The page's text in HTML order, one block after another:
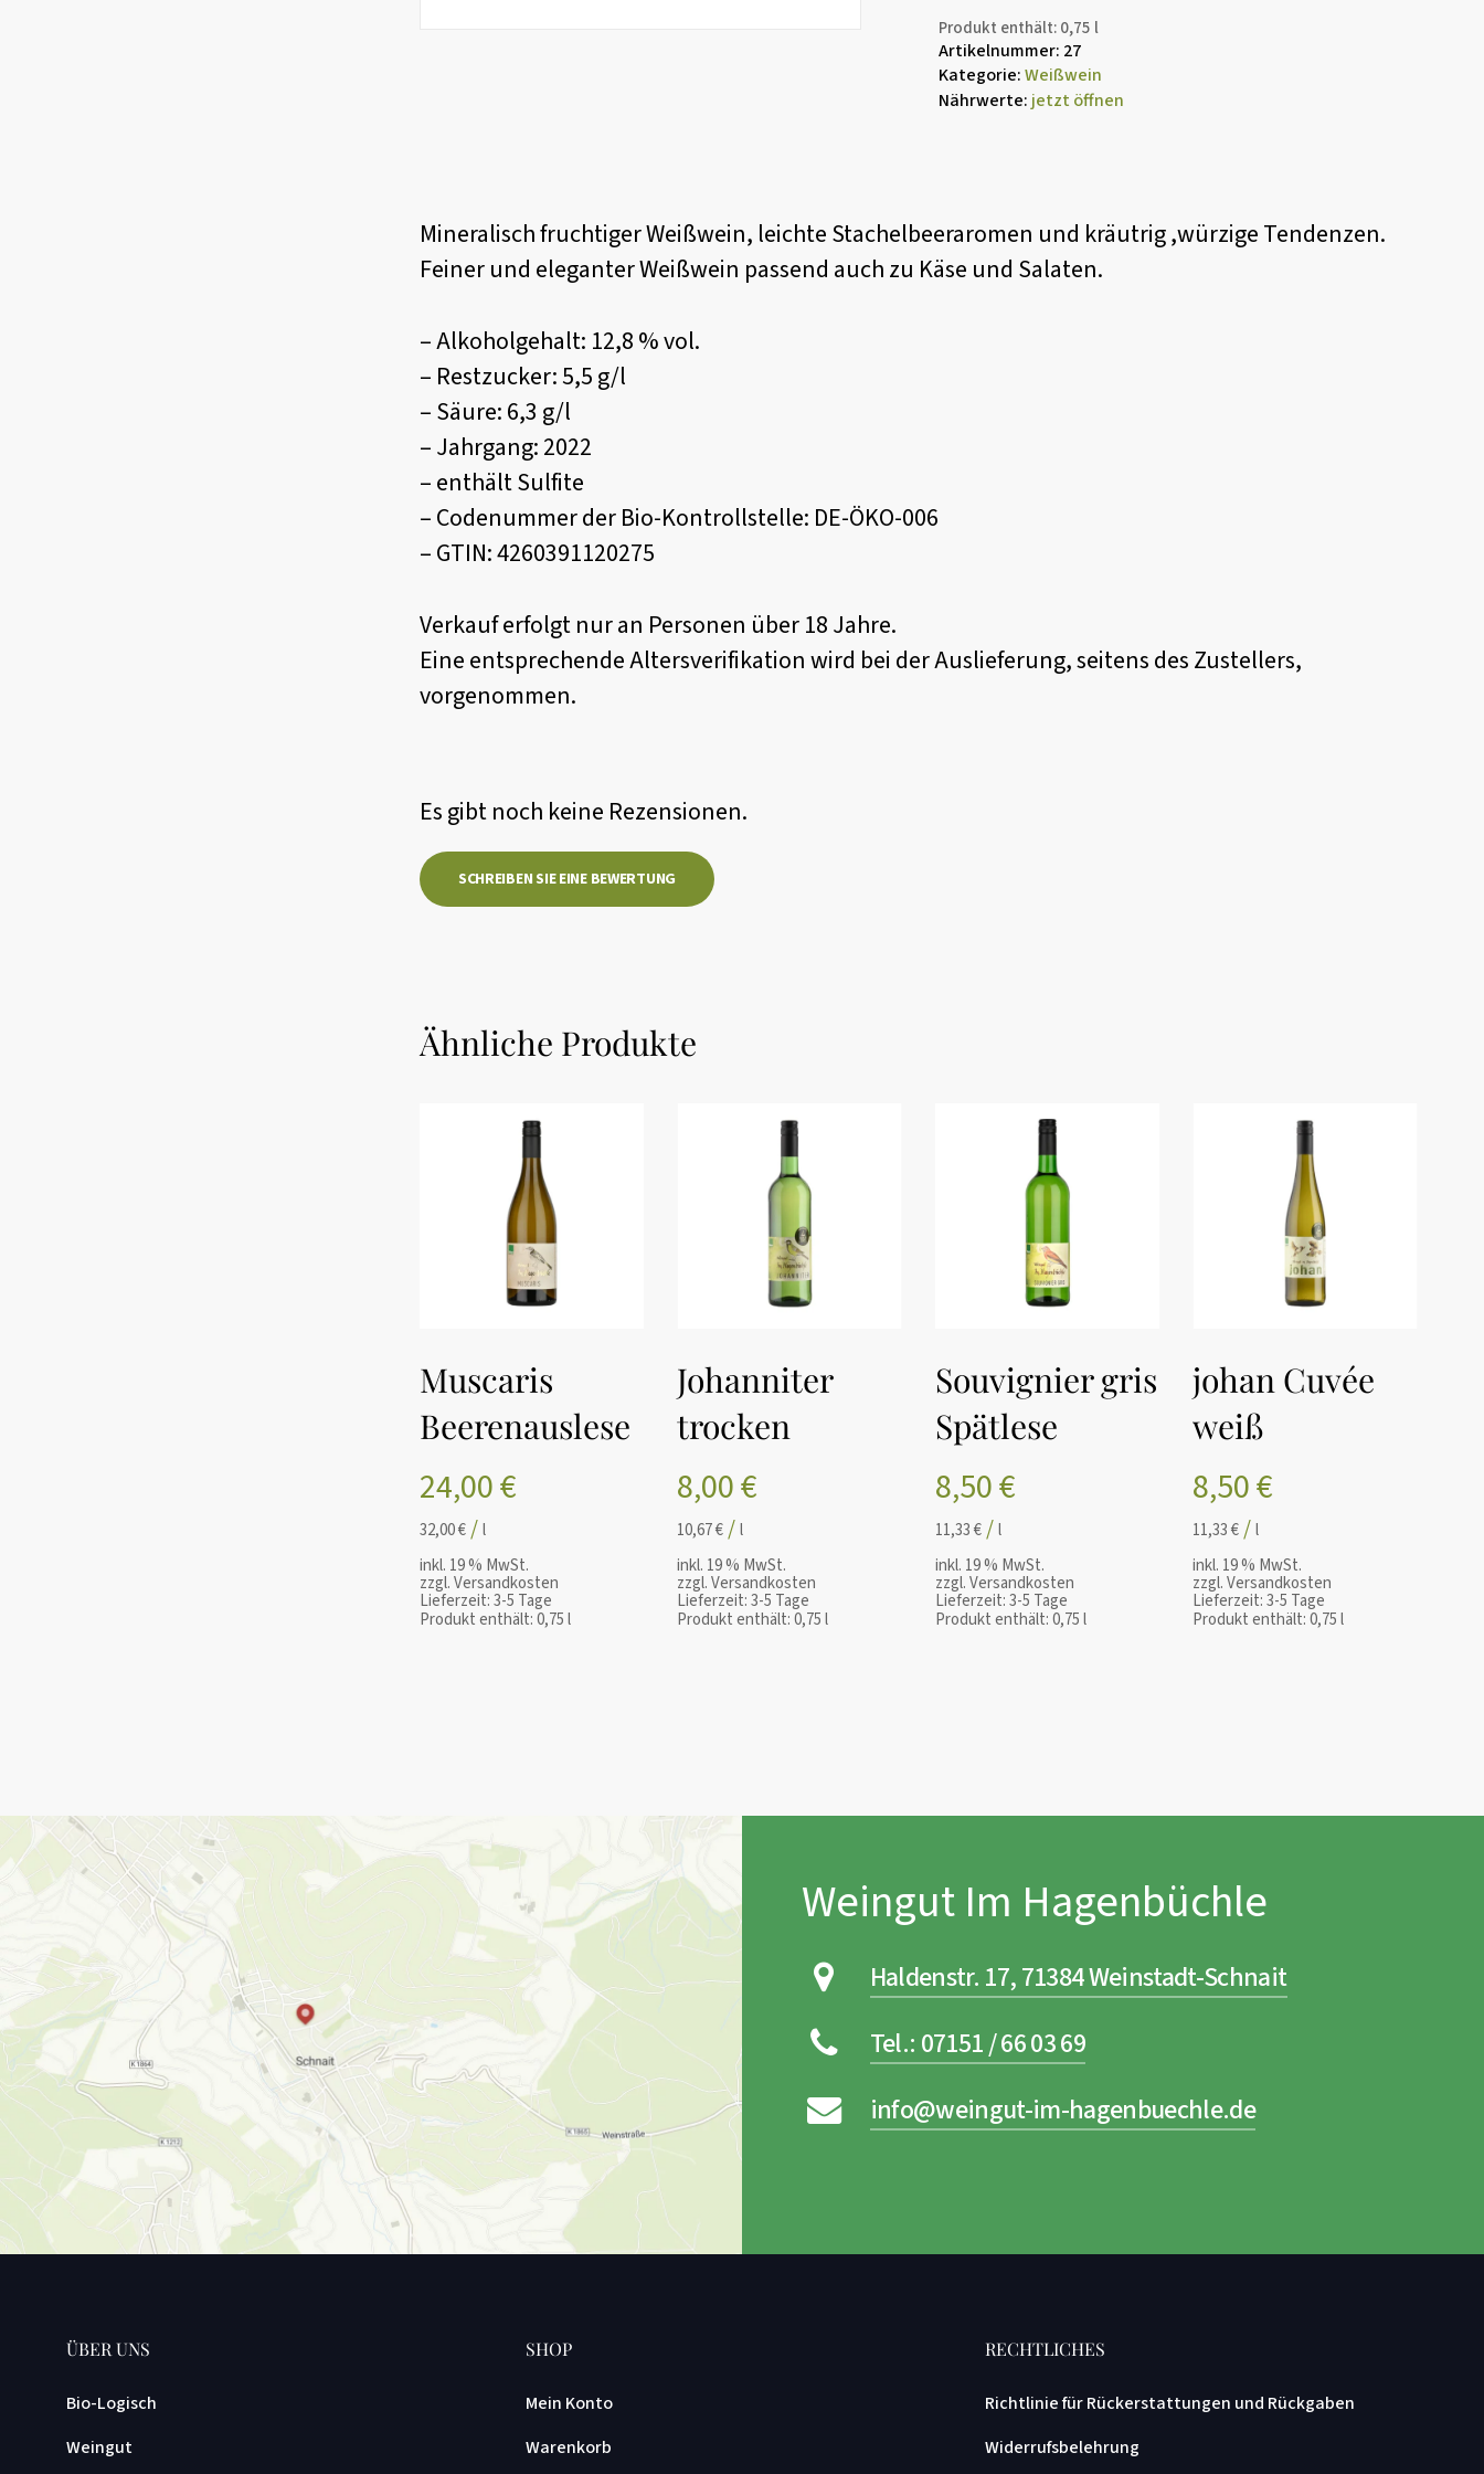
im Warenkorb.
Produkt enthält: 0,75 l
Artikelnummer: 27
Kategorie:Weißwein
Nährwerte: jetzt öffnen
Mineralisch fruchtiger Weißwein, leichte Stachelbeeraromen und kräutrig ,würzige Tendenzen.
Feiner und eleganter Weißwein passend auch zu Käse und Salaten.
– Alkoholgehalt: 12,8 % vol.
– Restzucker: 5,5 g/l
– Säure: 6,3 g/l
– Jahrgang: 2022
– enthält Sulfite
– Codenummer der Bio-Kontrollstelle: DE-ÖKO-006
– GTIN: 4260391120275
Verkauf erfolgt nur an Personen über 18 Jahre.
Eine entsprechende Altersverifikation wird bei der Auslieferung, seitens des Zustellers,
vorgenommen.
Es gibt noch keine Rezensionen.
SCHREIBEN SIE EINE BEWERTUNG
Ähnliche Produkte
Muscaris
Beerenauslese
24,00€
32,00€/l
inkl. 19 % MwSt.
zzgl.Versandkosten
Lieferzeit:3-5 Tage
Produkt enthält: 0,75l
Johanniter
trocken
8,00€
10,67€/l
inkl. 19 % MwSt.
zzgl.Versandkosten
Lieferzeit:3-5 Tage
Produkt enthält: 0,75l
Souvignier gris
Spätlese
8,50€
11,33€/l
inkl. 19 % MwSt.
zzgl.Versandkosten
Lieferzeit:3-5 Tage
Produkt enthält: 0,75l
johan Cuvée
weiß
8,50€
11,33€/l
inkl. 19 % MwSt.
zzgl.Versandkosten
Lieferzeit:3-5 Tage
Produkt enthält: 0,75l
Weingut Im Hagenbüchle
Haldenstr. 17, 71384 Weinstadt-Schnait
Tel.: 07151 / 66 03 69
info@weingut-im-hagenbuechle.de
ÜBER UNS
Bio-Logisch
Weingut
SHOP
Mein Konto
Warenkorb
RECHTLICHES
Richtlinie für Rückerstattungen und Rückgaben
Widerrufsbelehrung